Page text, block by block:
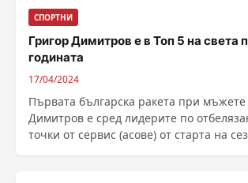
СПОРТНИ
Григор Димитров е в Топ 5 на света
годината
17/04/2024
Първата българска ракета при мъжете
Димитров е сред лидерите по
точки от сервис (асове) от старта на